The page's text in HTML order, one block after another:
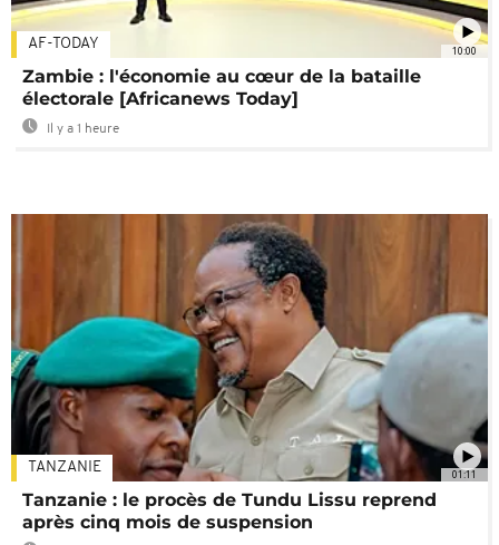
10:00
AF-TODAY
Zambie : l'économie au cœur de la bataille
électorale [Africanews Today]
Il y a 1 heure
01:11
TANZANIE
Tanzanie : le procès de Tundu Lissu reprend
après cinq mois de suspension